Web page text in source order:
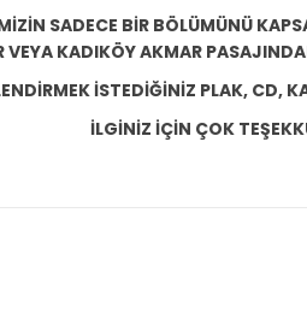
SADECE BİR BÖLÜMÜNÜ
VEYA KADIKÖY AKMAR
İSTEDİĞİNİZ PLAK, CD,
İLGİNİZ İÇİN ÇOK